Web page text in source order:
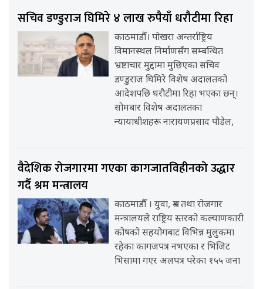
सचिव डण्डुराज घिमिरे ४ लाख रुपैयाँ धरौटीमा रिहा
काठमाडौँ। पोखरा अन्तर्राष्ट्रिय
विमानस्थल निर्माणसँग सम्बन्धित
भ्रष्टाचार मुद्दामा मुछिएका सचिव
डण्डुराज घिमिरे विशेष अदालतको
आदेशपछि धरौटीमा रिहा भएका छन्।
सोमबार विशेष अदालतका
न्यायाधीशहरू नारायणप्रसाद पौडेल,
वैदेशिक रोजगारमा गएका कागजातविहीनको उद्धार
गर्दै श्रम मन्त्रालय
काठमाडौँ । युवा, श्रम तथा रोजगार
मन्त्रालयले राष्ट्रिय स्तरको कल्याणकारी
कोषको सहयोगबाट विभिन्न मुलुकमा
रहेका कागजपत्र नभएका र भिजिट
भिसामा गएर अलपत्र परेका १५५ जना